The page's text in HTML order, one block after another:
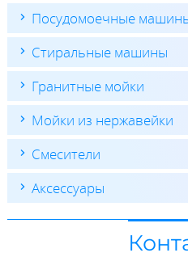
Посудомоечные
Стиральные машины
Гранитные мойки
Мойки из нержавейки
Смесители
Аксессуары